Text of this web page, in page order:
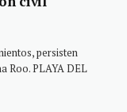
persisten
Roo. PLAYA DEL